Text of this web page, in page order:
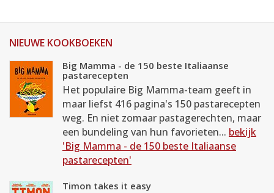
NIEUWE KOOKBOEKEN
Big Mamma - de 150 beste Italiaanse
pastarecepten
Het populaire Big Mamma-team geeft in
maar liefst 416 pagina's 150 pastarecepten
weg. En niet zomaar pastagerechten, maar
een bundeling van hun favorieten... bekijk
'Big Mamma - de 150 beste Italiaanse
pastarecepten'
Timon takes it easy